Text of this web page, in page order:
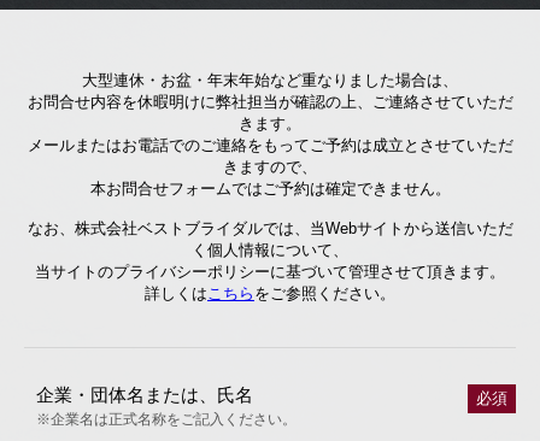
大型連休・お盆・年末年始など重なりました場合は、
お問合せ内容を休暇明けに弊社担当が確認の上、ご連絡させていただ
きます。
メールまたはお電話でのご連絡をもってご予約は成立とさせていただ
きますので、
本お問合せフォームではご予約は確定できません。
なお、株式会社ベストブライダルでは、当Webサイトから送信いただ
く個人情報について、
当サイトのプライバシーポリシーに基づいて管理させて頂きます。
詳しくはこちら をご参照ください。
企業・団体名または、氏名
※企業名は正式名称をご記入ください。
必須